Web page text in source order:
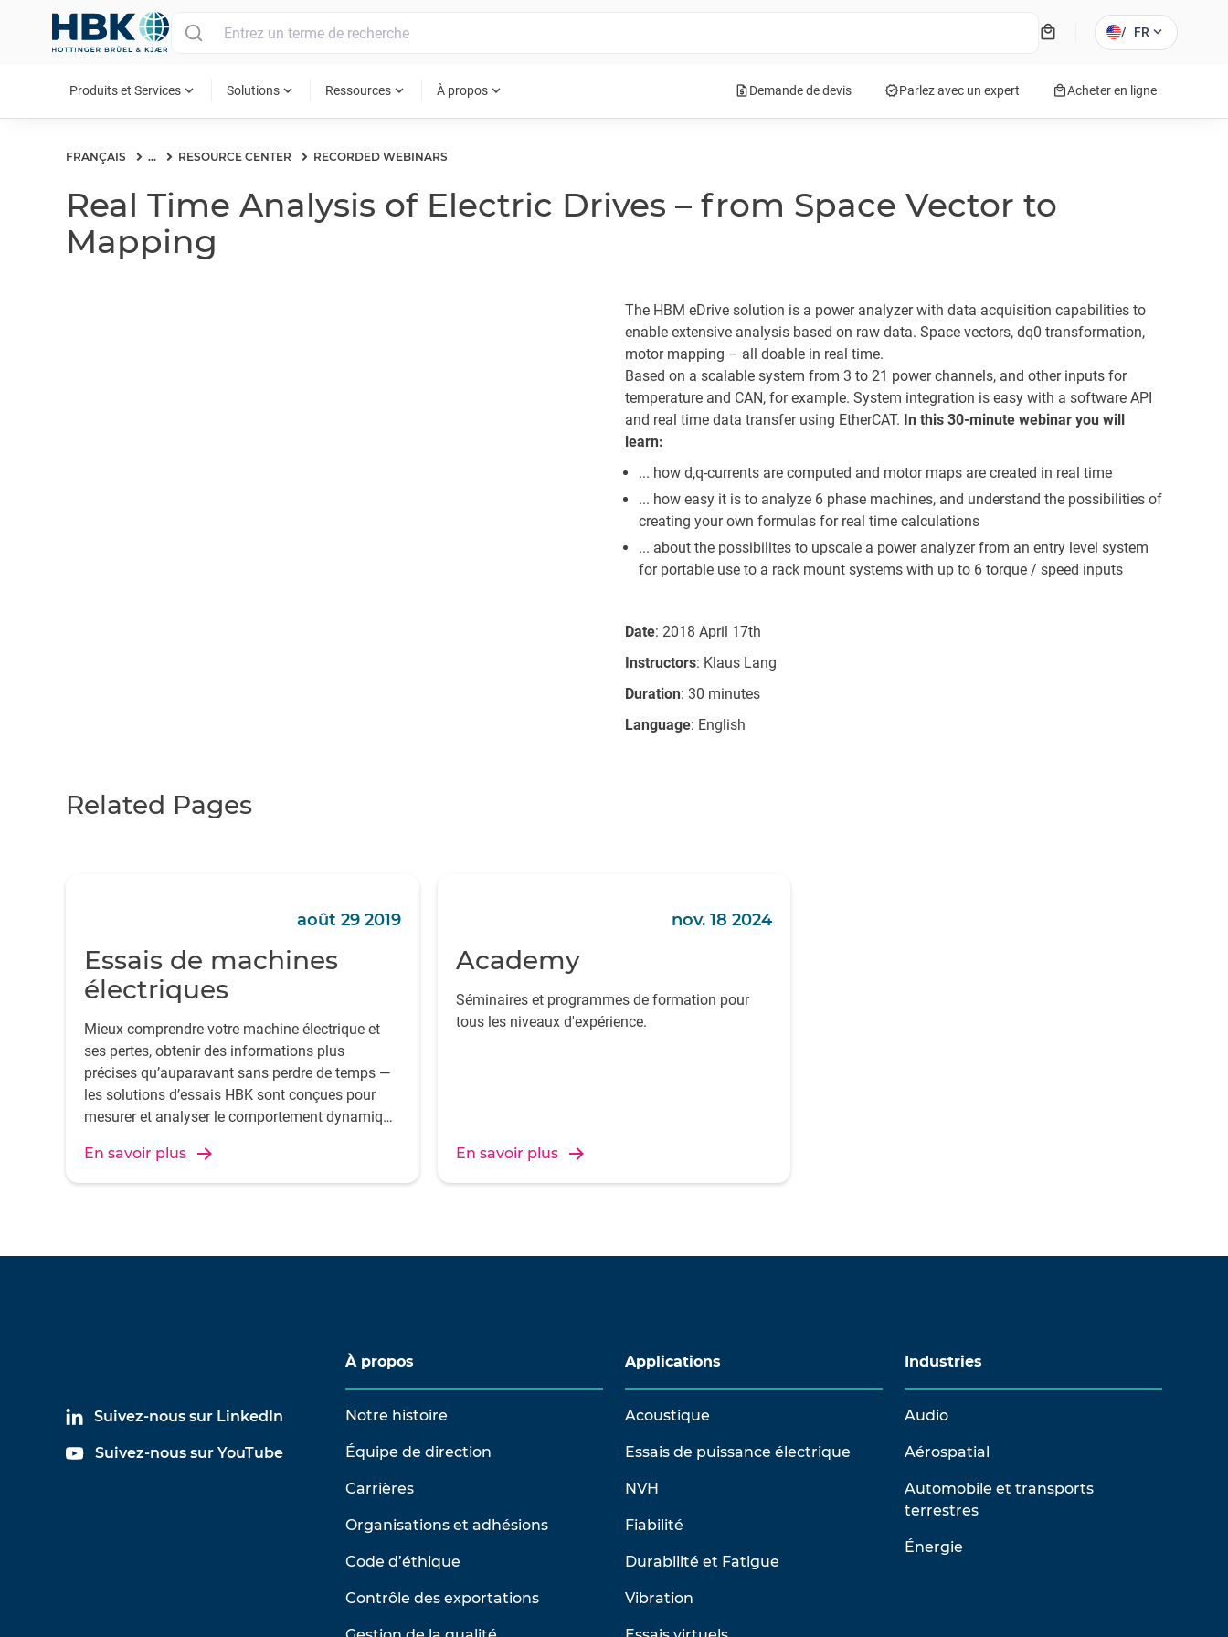
local_mall / FR expand_more
Produits et Services expand_more Solutions expand_more Ressources expand_more À propos expand_more request_quoteDemande de devis verifiedParlez avec un expert local_mallAcheter en ligne
FRANÇAIS ... RESOURCE CENTER RECORDED WEBINARS
Real Time Analysis of Electric Drives – from Space Vector to
Mapping
The HBM eDrive solution is a power analyzer with data acquisition capabilities to
enable extensive analysis based on raw data. Space vectors, dq0 transformation,
motor mapping – all doable in real time.
Based on a scalable system from 3 to 21 power channels, and other inputs for
temperature and CAN, for example. System integration is easy with a software API
and real time data transfer using EtherCAT. In this 30-minute webinar you will
learn:
... how d,q-currents are computed and motor maps are created in real time
... how easy it is to analyze 6 phase machines, and understand the possibilities of
creating your own formulas for real time calculations
... about the possibilites to upscale a power analyzer from an entry level system
for portable use to a rack mount systems with up to 6 torque / speed inputs
Date: 2018 April 17th
Instructors: Klaus Lang
Duration: 30 minutes
Language: English
Related Pages
août 29 2019
Essais de machines
électriques
Mieux comprendre votre machine électrique et
ses pertes, obtenir des informations plus
précises qu’auparavant sans perdre de temps —
les solutions d’essais HBK sont conçues pour
mesurer et analyser le comportement dynamique
En savoir plus
nov. 18 2024
Academy
Séminaires et programmes de formation pour
tous les niveaux d'expérience.
En savoir plus
Suivez-nous sur LinkedIn
Suivez-nous sur YouTube
À propos
Notre histoire
Équipe de direction
Carrières
Organisations et adhésions
Code d’éthique
Contrôle des exportations
Applications
Acoustique
Essais de puissance électrique
NVH
Fiabilité
Durabilité et Fatigue
Vibration
Industries
Audio
Aérospatial
Automobile et transports
terrestres
Énergie